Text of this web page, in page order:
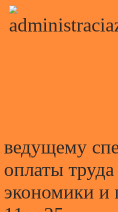
ведущему
оплаты
экономики и